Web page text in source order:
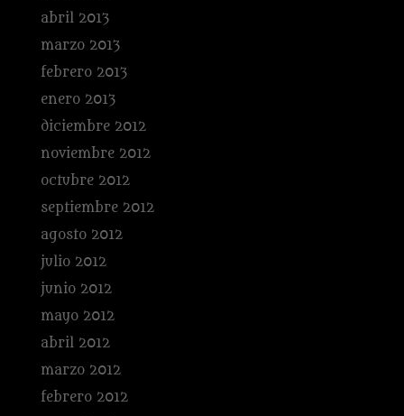
abril 2013
marzo 2013
febrero 2013
enero 2013
diciembre 2012
noviembre 2012
octubre 2012
septiembre 2012
agosto 2012
julio 2012
junio 2012
mayo 2012
abril 2012
marzo 2012
febrero 2012